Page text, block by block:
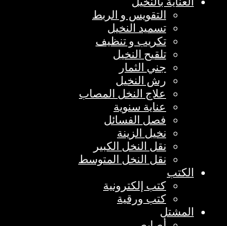
التقويس و الربط
تسميد النخيل
تكريب و تنظيف
تلقيح النخيل
جني الثمار
رش النخيل
علاج النخل المصاب
عناية سنوية
فصل الفسائل
نخيل الزينة
نقل النخل الكبير
نقل النخل المتوسط
الكتب
كتب إلكترونية
كتب ورقية
المشتل